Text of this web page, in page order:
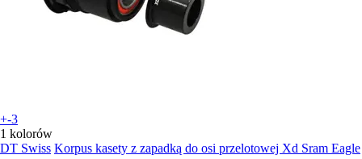
+-3
1 kolorów
DT Swiss Korpus kasety z zapadką do osi przelotowej Xd Sram Eagle